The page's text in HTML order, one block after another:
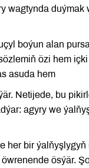
wagtynda
boýun alan
özi hem
asuda hem
Netijede, bu
agyry we
her bir
ösýär.